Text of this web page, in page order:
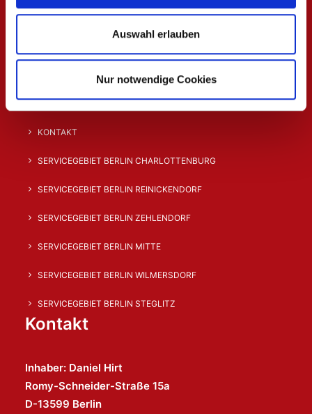
Auswahl erlauben
Nur notwendige Cookies
TRANSPORT
DATENSCHUTZERKLÄRUNG
IMPRESSUM
KONTAKT
SERVICEGEBIET BERLIN CHARLOTTENBURG
SERVICEGEBIET BERLIN REINICKENDORF
SERVICEGEBIET BERLIN ZEHLENDORF
SERVICEGEBIET BERLIN MITTE
SERVICEGEBIET BERLIN WILMERSDORF
SERVICEGEBIET BERLIN STEGLITZ
Kontakt
Inhaber: Daniel Hirt
Romy-Schneider-Straße 15a
D-13599 Berlin